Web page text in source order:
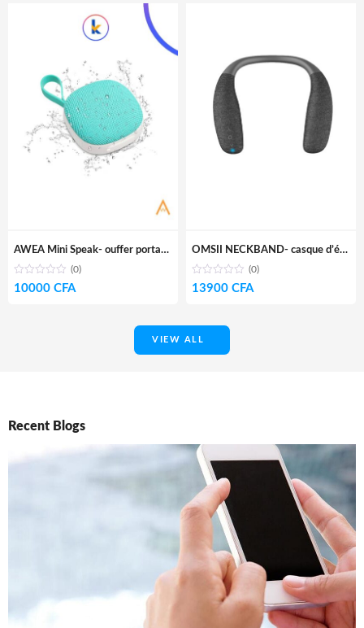
AWEA Mini Speak- ouffer portable waterproof – haut de gamme 10hrs
(0)
10000 CFA
OMSII NECKBAND- casque d’écoute libre- 10hrs
(0)
13900 CFA
VIEW ALL
Recent Blogs